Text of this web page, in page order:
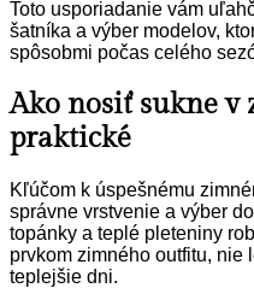
Toto usporiadanie vám
šatníka a výber modelov,
spôsobmi počas celého
Ako nosiť sukne v
praktické
Kľúčom k úspešnému
správne vrstvenie a výber
topánky a teplé pleteniny
prvkom zimného outfitu, nie
teplejšie dni.